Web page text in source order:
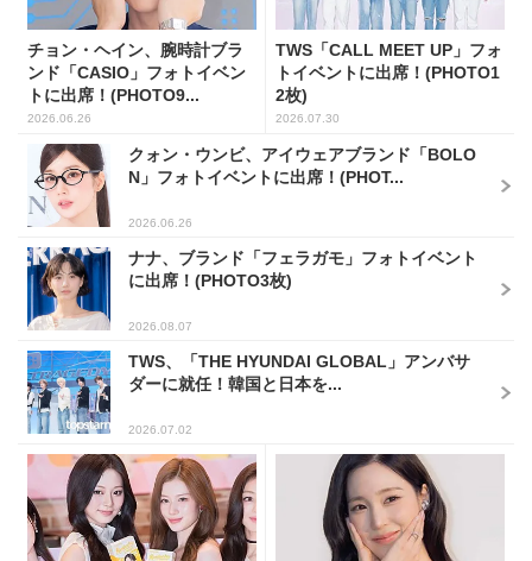
チョン・ヘイン、腕時計ブラ
ンド「CASIO」フォトイベン
トに出席！(PHOTO9...
2026.06.26
TWS「CALL MEET UP」フォ
トイベントに出席！(PHOTO1
2枚)
2026.07.30
クォン・ウンビ、アイウェアブランド「BOLO
N」フォトイベントに出席！(PHOT...
2026.06.26
ナナ、ブランド「フェラガモ」フォトイベント
に出席！(PHOTO3枚)
2026.08.07
TWS、「THE HYUNDAI GLOBAL」アンバサ
ダーに就任！韓国と日本を...
2026.07.02